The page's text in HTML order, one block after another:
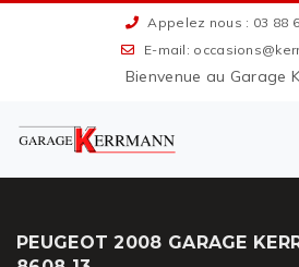
Appelez nous : 03 88
E-mail:
Bienvenue au Garage
PEUGEOT 2008 GARAGE